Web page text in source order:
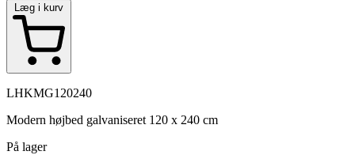
Læg i kurv
LHKMG120240
Modern højbed galvaniseret 120 x 240 cm
På lager